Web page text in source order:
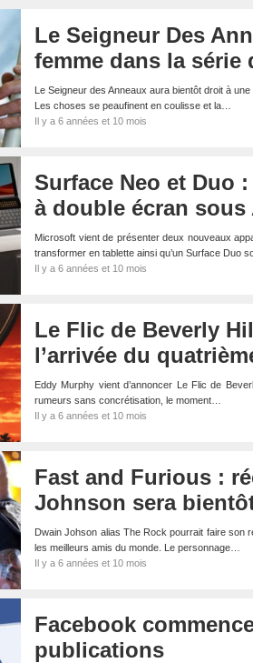
Le Seigneur Des
femme dans la série
Le Seigneur des Anneaux aura bientôt droit à
Les choses se peaufinent en coulisse et la…
Il y a 6 années et 10 mois
Surface Neo et Duo
à double écran
Microsoft vient de présenter deux nouveaux
transformer en tablette ainsi qu’un Surface Duo
Il y a 6 années et 10 mois
Le Flic de Beverly
l’arrivée du
Eddy Murphy vient d’annoncer Le Flic de
rumeurs sans concrétisation, le moment…
Il y a 6 années et 10 mois
Fast and Furious :
Johnson sera
Dwain Johson alias The Rock pourrait faire son
les meilleurs amis du monde. Le personnage…
Il y a 6 années et 10 mois
Facebook
publications